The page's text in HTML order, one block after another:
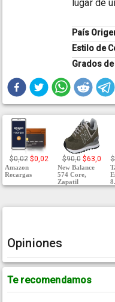
lugar de
País
Estilo de
Grados
$0,02 $0,02
Amazon
Recargas
$90,0 $63,0
New Balance
574 Core,
Zapatil
Opiniones
Te recomendamos